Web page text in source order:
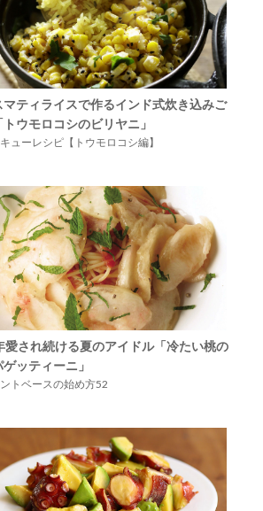
マティライスで作るインド式炊き込みご
ウモロコシのビリヤニ」
ューレシピ【トウモロコシ編】
愛され続ける夏のアイドル「冷たい桃の
ッティーニ」
トベースの始め方52